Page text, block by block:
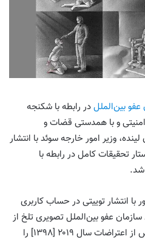
بین‌المللدر رابطه با شکنجه
نیروهای امنیتی و با همدستی قضات و
وزیر امور خارجه سوئد با انتشار
تحقیقات کامل در رابطه با
روز چهارشنبه ۱۲ شهریور با انتشار توییتی در حساب کاربری
عفو بین‌الملل تصویری تلخ از
نقض جدی حقوق بشر در ایران پس از اعتراضات سال ۲۰۱۹ [۱۳۹۸] را